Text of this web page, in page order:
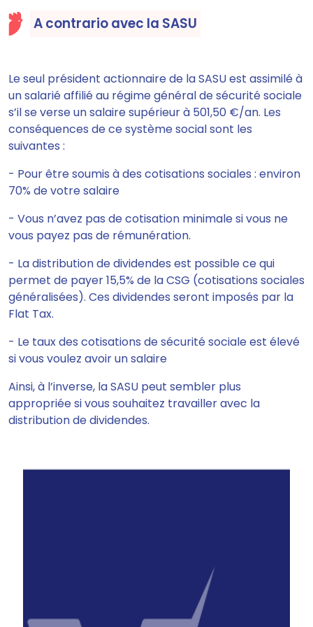
A contrario avec la SASU
Le seul président actionnaire de la SASUest assimilé à
un salarié affilié au régime général de sécurité sociale
s’il se verse un salaire supérieur à 501,50 €/an. Les
conséquences de ce système social sont les
suivantes :
- Pour être soumis à des cotisations sociales : environ
70% de votre salaire
- Vous n’avez pas de cotisation minimale si vous ne
vous payez pas de rémunération.
- La distribution de dividendes est possible ce qui
permet de payer 15,5% de la CSG (cotisations sociales
généralisées). Ces dividendes seront imposés par la
Flat Tax.
- Le taux des cotisations de sécurité sociale est élevé
si vous voulez avoir un salaire
Ainsi, à l’inverse, la SASU peut sembler plus
appropriée si vous souhaitez travailler avec la
distribution de dividendes.